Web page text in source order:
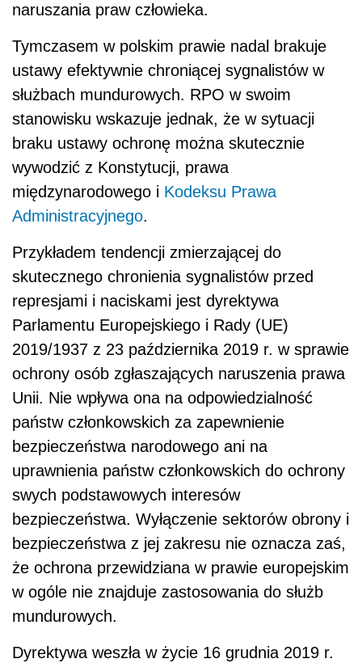
naruszania praw człowieka.
Tymczasem w polskim prawie nadal brakuje
ustawy efektywnie chroniącej sygnalistów w
służbach mundurowych. RPO w swoim
stanowisku wskazuje jednak, że w sytuacji
braku ustawy ochronę można skutecznie
wywodzić z Konstytucji, prawa
międzynarodowego i Kodeksu Prawa
Administracyjnego.
Przykładem tendencji zmierzającej do
skutecznego chronienia sygnalistów przed
represjami i naciskami jest dyrektywa
Parlamentu Europejskiego i Rady (UE)
2019/1937 z 23 października 2019 r. w sprawie
ochrony osób zgłaszających naruszenia prawa
Unii. Nie wpływa ona na odpowiedzialność
państw członkowskich za zapewnienie
bezpieczeństwa narodowego ani na
uprawnienia państw członkowskich do ochrony
swych podstawowych interesów
bezpieczeństwa. Wyłączenie sektorów obrony i
bezpieczeństwa z jej zakresu nie oznacza zaś,
że ochrona przewidziana w prawie europejskim
w ogóle nie znajduje zastosowania do służb
mundurowych.
Dyrektywa weszła w życie 16 grudnia 2019 r.